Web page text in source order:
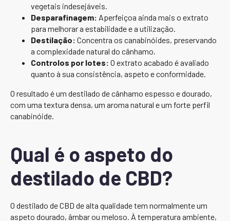
vegetais indesejáveis.
Desparafinagem: Aperfeiçoa ainda mais o extrato
para melhorar a estabilidade e a utilização.
Destilação: Concentra os canabinóides, preservando
a complexidade natural do cânhamo.
Controlos por lotes: O extrato acabado é avaliado
quanto à sua consistência, aspeto e conformidade.
O resultado é um destilado de cânhamo espesso e dourado,
com uma textura densa, um aroma natural e um forte perfil
canabinóide.
Qual é o aspeto do
destilado de CBD?
O destilado de CBD de alta qualidade tem normalmente um
aspeto dourado, âmbar ou meloso. À temperatura ambiente,